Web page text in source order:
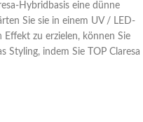
Hybridbasis eine dünne
Sie sie in einem UV / LED-
Effekt zu erzielen, können Sie
Styling, indem Sie TOP Claresa